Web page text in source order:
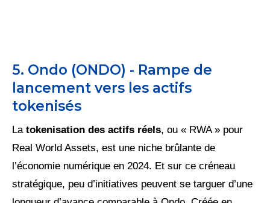
5. Ondo (ONDO) - Rampe de
lancement vers les actifs
tokenisés
La tokenisation des actifs réels, ou « RWA » pour
Real World Assets, est une niche brûlante de
l’économie numérique en 2024. Et sur ce créneau
stratégique, peu d’initiatives peuvent se targuer d’une